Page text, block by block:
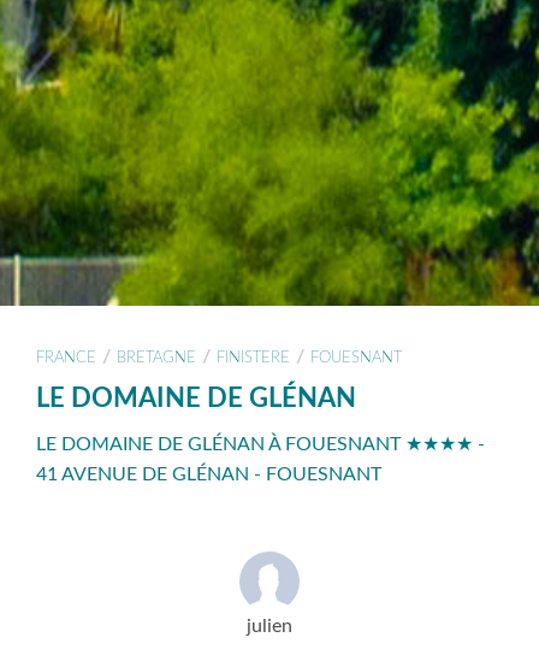
FRANCE / BRETAGNE / FINISTERE / FOUESNANT
LE DOMAINE DE GLÉNAN
LE DOMAINE DE GLÉNAN À FOUESNANT ★★★★ -
41 AVENUE DE GLÉNAN - FOUESNANT
julien